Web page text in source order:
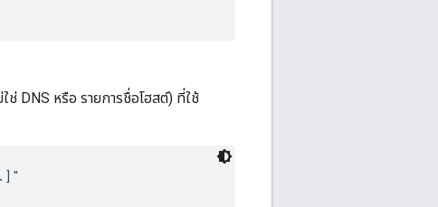
DNS หรือ รายการชื่อโฮสต์) ที่ใช้